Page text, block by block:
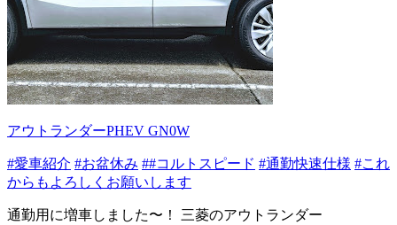
アウトランダーPHEV GN0W
#愛車紹介 #お盆休み ##コルトスピード #通勤快速仕様 #これ
からもよろしくお願いします
通勤用に増車しました〜！ 三菱のアウトランダー